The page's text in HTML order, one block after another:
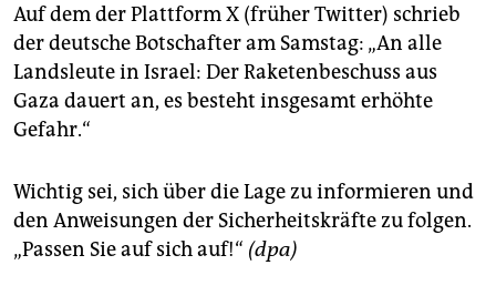
Auf dem der Plattform X (früher Twitter) schrieb
der deutsche Botschafter am Samstag: „An alle
Landsleute in Israel: Der Raketenbeschuss aus
Gaza dauert an, es besteht insgesamt erhöhte
Gefahr.“
Wichtig sei, sich über die Lage zu informieren und
den Anweisungen der Sicherheitskräfte zu folgen.
„Passen Sie auf sich auf!“ (dpa)